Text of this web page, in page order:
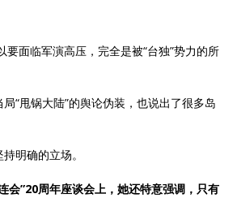
要面临军演高压，完全是被“台独”势力的所
“甩锅大陆”的舆论伪装，也说出了很多岛
明确的立场。
会”20周年座谈会上，她还特意强调，只有